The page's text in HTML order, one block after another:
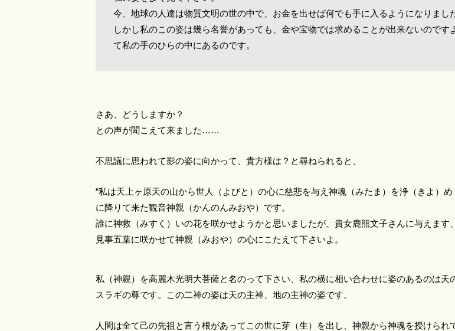
今、地球の人達は物質文明の世の中で、お金を出せば何でも手に入るようになりまし
しかし私のこの姿は幾ら名誉があっても、金や宝物では求めることが出来ないので
て私の手のひらの中にあるのです。
さあ、どうしますか？
との声が聞こえて来ました……
不思議に思われて影の姿に向かって、貴方様は？と尋ねられると、
“私は天上ヶ原天の山から世人（よびと）の心に慈悲を与え神魂（みたま）を浄（きよ）め
に降りて来た観音神親（かんのんみおや）です。
誰に神救（みすく）いの花を咲かせようかと思いましたが、貴女鹿熊文子さんに与えます、
見事五葉に咲かせて神親（みおや）の心にこたえて下さいよ。
私（神親）を高麗木光明大菩薩と名のって下さい、私の横に相い合わせに姿のあるのは
スラギの尊です。この二神の姿は天の主神、地の主神の姿です。
人間は全て己の先祖と言う根があってこの世に芽（生）を出し、神親から神魂を授けら